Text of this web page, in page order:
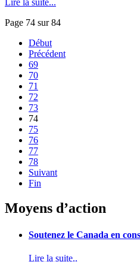
Page 74 sur 84
Début
Précédent
69
70
71
72
73
74
75
76
77
78
Suivant
Fin
Moyens d’action
Soutenez le Canada en
Lire la suite..